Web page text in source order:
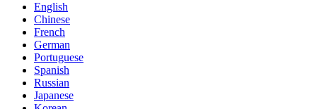
English
Chinese
French
German
Portuguese
Spanish
Russian
Japanese